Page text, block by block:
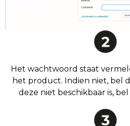
Het wachtwoord staat
het product. Indien niet, bel
deze niet beschikbaar is, bel